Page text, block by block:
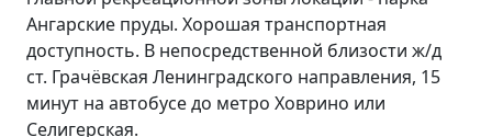
Ангарские пруды. Хорошая транспортная
доступность. В непосредственной близости ж/д
ст. Грачёвская Ленинградского направления, 15
минут на автобусе до метро Ховрино или
Селигерская.